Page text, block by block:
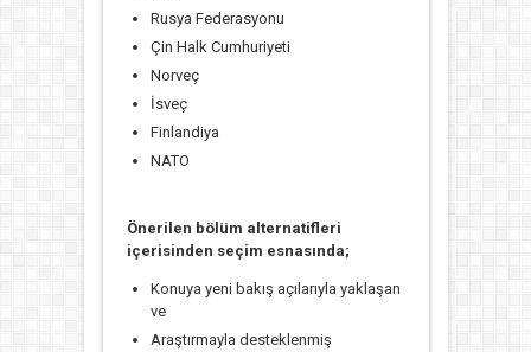
Rusya Federasyonu
Çin Halk Cumhuriyeti
Norveç
İsveç
Finlandiya
NATO
Önerilen bölüm alternatifleri
içerisinden seçim esnasında;
Konuya yeni bakış açılarıyla yaklaşan
ve
Araştırmayla desteklenmiş